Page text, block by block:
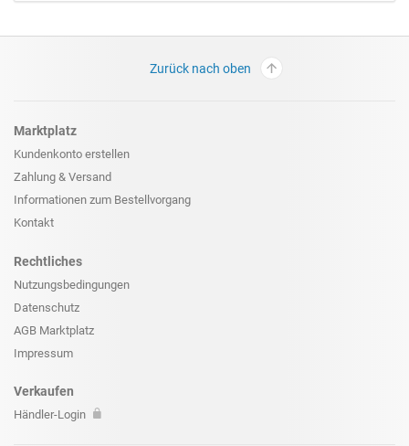
Zurück nach oben
Marktplatz
Kundenkonto erstellen
Zahlung & Versand
Informationen zum Bestellvorgang
Kontakt
Rechtliches
Nutzungsbedingungen
Datenschutz
AGB Marktplatz
Impressum
Verkaufen
Händler-Login